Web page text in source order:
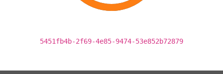
5451fb4b-2f69-4e85-9474-53e852b72879